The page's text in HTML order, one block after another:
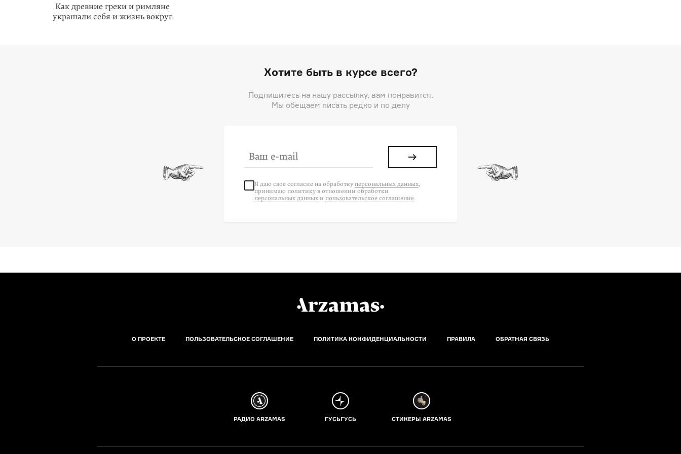
Как древние греки и римляне
украшали себя и жизнь вокруг
Хотите быть в курсе всего?
Подпишитесь на нашу рассылку, вам понравится.
Мы обещаем писать редко и по делу
Я даю свое согласие на обработку персональных данных,
принимаю политику в отношении обработки
персональных данных и пользовательское соглашение
О ПРОЕКТЕ ПОЛЬЗОВАТЕЛЬСКОЕ СОГЛАШЕНИЕ ПОЛИТИКА КОНФИДЕНЦИАЛЬНОСТИ ПРАВИЛА ОБРАТНАЯ СВЯЗЬ
РАДИО ARZAMAS ГУСЬГУСЬ СТИКЕРЫ ARZAMAS